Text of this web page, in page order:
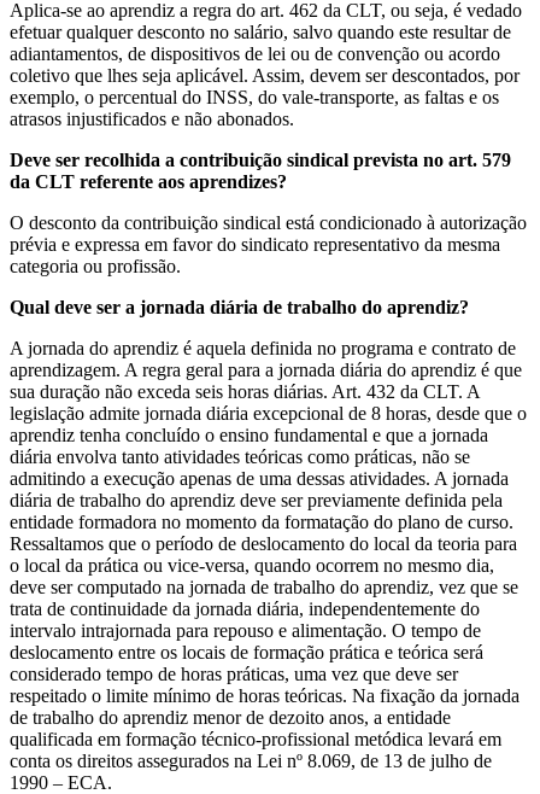
Aplica-se ao aprendiz a regra do art. 462 da CLT, ou seja, é vedado
efetuar qualquer desconto no salário, salvo quando este resultar de
adiantamentos, de dispositivos de lei ou de convenção ou acordo
coletivo que lhes seja aplicável. Assim, devem ser descontados, por
exemplo, o percentual do INSS, do vale-transporte, as faltas e os
atrasos injustificados e não abonados.
Deve ser recolhida a contribuição sindical prevista no art. 579
da CLT referente aos aprendizes?
O desconto da contribuição sindical está condicionado à autorização
prévia e expressa em favor do sindicato representativo da mesma
categoria ou profissão.
Qual deve ser a jornada diária de trabalho do aprendiz?
A jornada do aprendiz é aquela definida no programa e contrato de
aprendizagem. A regra geral para a jornada diária do aprendiz é que
sua duração não exceda seis horas diárias. Art. 432 da CLT. A
legislação admite jornada diária excepcional de 8 horas, desde que o
aprendiz tenha concluído o ensino fundamental e que a jornada
diária envolva tanto atividades teóricas como práticas, não se
admitindo a execução apenas de uma dessas atividades. A jornada
diária de trabalho do aprendiz deve ser previamente definida pela
entidade formadora no momento da formatação do plano de curso.
Ressaltamos que o período de deslocamento do local da teoria para
o local da prática ou vice-versa, quando ocorrem no mesmo dia,
deve ser computado na jornada de trabalho do aprendiz, vez que se
trata de continuidade da jornada diária, independentemente do
intervalo intrajornada para repouso e alimentação. O tempo de
deslocamento entre os locais de formação prática e teórica será
considerado tempo de horas práticas, uma vez que deve ser
respeitado o limite mínimo de horas teóricas. Na fixação da jornada
de trabalho do aprendiz menor de dezoito anos, a entidade
qualificada em formação técnico-profissional metódica levará em
conta os direitos assegurados na Lei nº 8.069, de 13 de julho de
1990 – ECA.